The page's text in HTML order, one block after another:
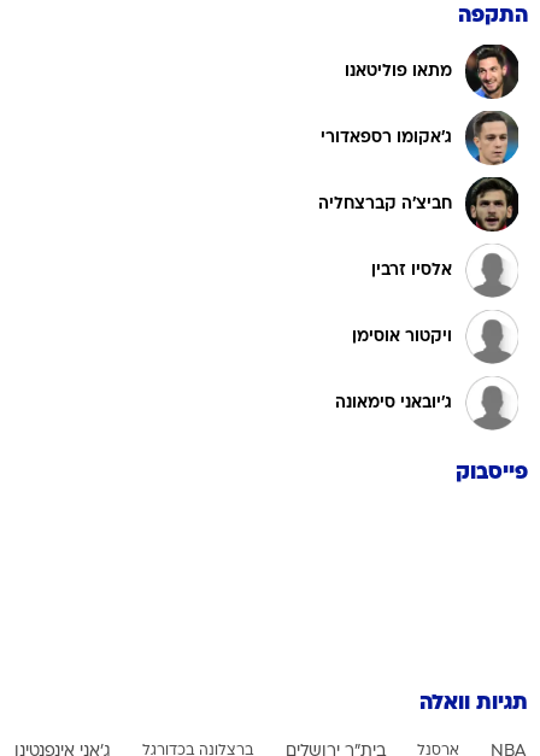
התקפה
מתאו פוליטאנו
ג'אקומו רספאדורי
חביצ'ה קברצחליה
אלסיו זרבין
ויקטור אוסימן
ג'יובאני סימאונה
פייסבוק
תגיות וואלה
NBA ארסנל בית"ר ירושלים ברצלונה בכדורגל ג'אני אינפנטינו